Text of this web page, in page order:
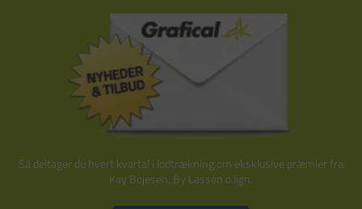
Så deltager du hvert kvartal i lodtrækning om eksklusive præmier fra
Kay Bojesen, By Lassen o.lign.